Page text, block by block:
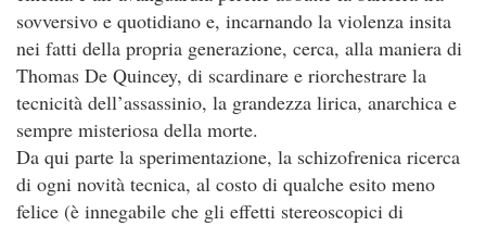
sovversivo e quotidiano e, incarnando la violenza insita
nei fatti della propria generazione, cerca, alla maniera di
Thomas De Quincey, di scardinare e riorchestrare la
tecnicità dell’assassinio, la grandezza lirica, anarchica e
sempre misteriosa della morte.
Da qui parte la sperimentazione, la schizofrenica ricerca
di ogni novità tecnica, al costo di qualche esito meno
felice (è innegabile che gli effetti stereoscopici di